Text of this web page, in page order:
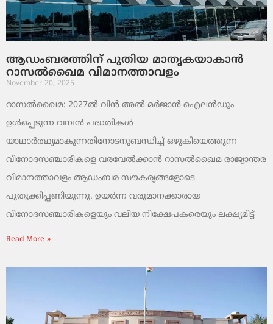
ആഡംബരത്തിന് പുതിയ മാതൃകയാകാൻ
റാസൽഖൈമ വിമാനത്താവളം
November 20, 2025
റാസൽഖൈമ: 2027ൽ വിൻ അൽ മർജാൻ ഐലൻഡും
ഉൾപ്പെടുന്ന വമ്പൻ പദ്ധതികൾ
യാഥാർത്ഥ്യമാകുന്നതിനോടനുബന്ധിച്ച് ഒഴുകിയെത്തുന്ന
വിനോദസഞ്ചാരികളെ വരവേൽക്കാൻ റാസൽഖൈമ രാജ്യാന്തര
വിമാനത്താവളം ആഡംബര സൗകര്യങ്ങളോടെ
പുതുക്കിപ്പണിയുന്നു. ഉയർന്ന വരുമാനക്കാരായ
വിനോദസഞ്ചാരികളെയും വലിയ നിക്ഷേപകരെയും ലക്ഷ്യമിട്ട്
Read More »